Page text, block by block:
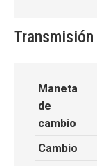
Transmisión
Maneta
de
cambio
Cambio